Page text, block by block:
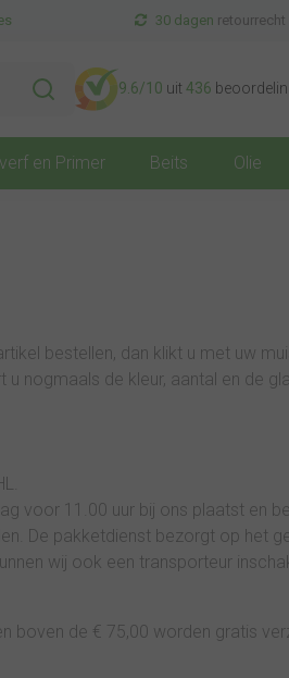
30 dagen retourrecht
9.6/10 uit 436
en Primer Beits Olie
bestellen, dan klikt u met uw
nogmaals de kleur, aantal en de
voor 11.00 uur bij ons plaatst en
De pakketdienst bezorgt op het
wij ook een transporteur
boven de € 75,00 worden gratis